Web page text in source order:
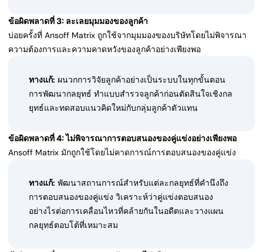
ข้อผิดพลาดที่ 3: ละเลยมุมมองของลูกค้า
บ่อยครั้งที่ Ansoff Matrix ถูกใช้จากมุมมองของบริษัทโดยไม่พิจารณา
ความต้องการและความคาดหวังของลูกค้าอย่างเพียงพอ
ทางแก้: ผนวกการวิจัยลูกค้าอย่างเป็นระบบในทุกขั้นตอน
การพัฒนากลยุทธ์ ทำแบบสำรวจลูกค้าก่อนตัดสินใจเชิงกล
ยุทธ์และทดสอบแนวคิดใหม่กับกลุ่มลูกค้าตัวแทน
ข้อผิดพลาดที่ 4: ไม่พิจารณาการตอบสนองของคู่แข่งอย่างเพียงพอ
Ansoff Matrix มักถูกใช้โดยไม่คาดการณ์การตอบสนองของคู่แข่ง
ทางแก้: พัฒนาสถานการณ์สำหรับแต่ละกลยุทธ์ที่คำนึงถึง
การตอบสนองของคู่แข่ง วิเคราะห์ว่าคู่แข่งตอบสนอง
อย่างไรต่อการเคลื่อนไหวที่คล้ายกันในอดีตและวางแผน
กลยุทธ์ตอบโต้ที่เหมาะสม